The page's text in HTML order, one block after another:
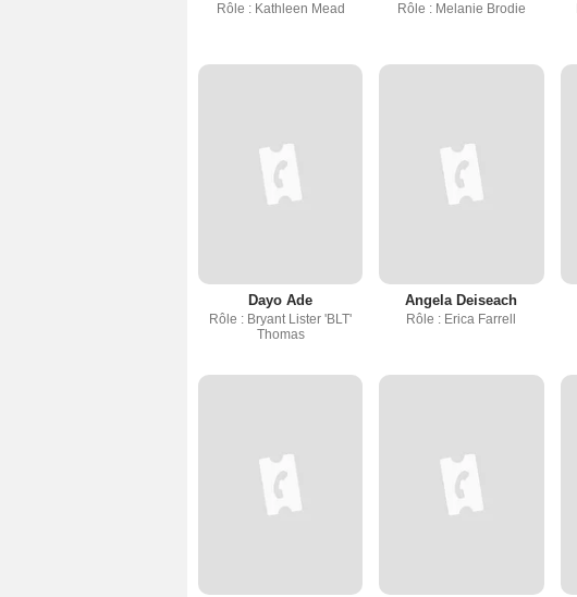
Rôle : Kathleen Mead Rôle : Melanie Brodie
Dayo Ade
Rôle : Bryant Lister 'BLT'
Thomas
Angela Deiseach
Rôle : Erica Farrell